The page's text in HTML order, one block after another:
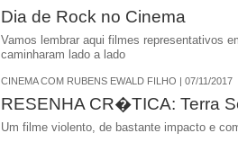
Dia de Rock no Cinema
Vamos lembrar aqui filmes representativos
caminharam lado a lado
CINEMA COM RUBENS EWALD FILHO | 07/11/2017
RESENHA CR�TICA: Terra
Um filme violento, de bastante impacto e